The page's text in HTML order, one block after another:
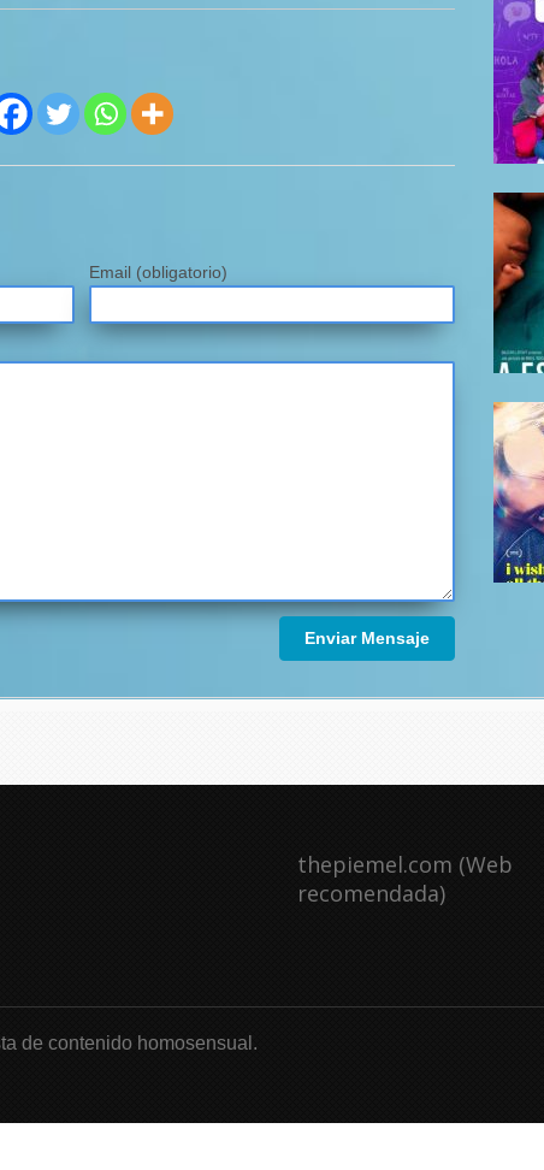
Email (obligatorio)
Enviar Mensaje
thepiemel.com (Web
recomendada)
de contenido homosensual.